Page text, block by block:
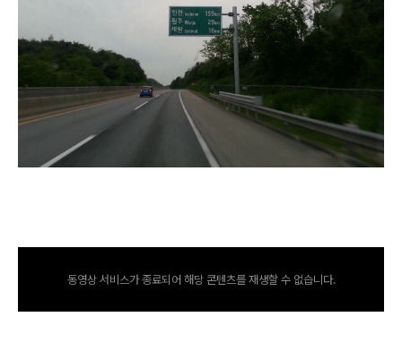
동영상 서비스가 종료되어 해당 콘텐츠를 재생할 수 없습니다.